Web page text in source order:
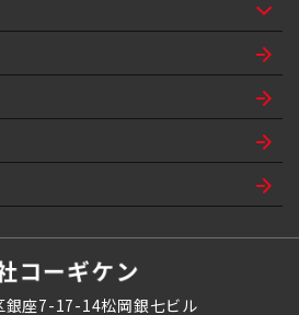
ート
理依頼書
銀座7-17-14松岡銀七ビル